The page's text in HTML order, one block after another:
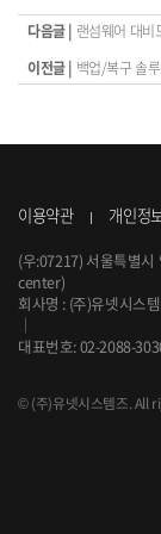
다음글 | 랜섬웨어 대비
이전글 | 백업/복구 솔
이용약관 개인정
(우:07217) 서울특별시
center)
회사명 : (주)유넷시스
｜
대표번호:02-2088-
© (주)유넷시스템즈. All